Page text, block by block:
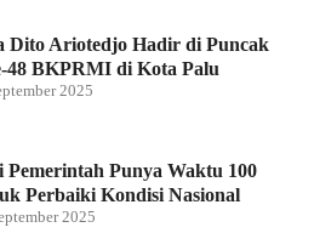
Dito Ariotedjo Hadir di Puncak
48 BKPRMI di Kota Palu
2025
Punya Waktu 100
Perbaiki Kondisi Nasional
2025